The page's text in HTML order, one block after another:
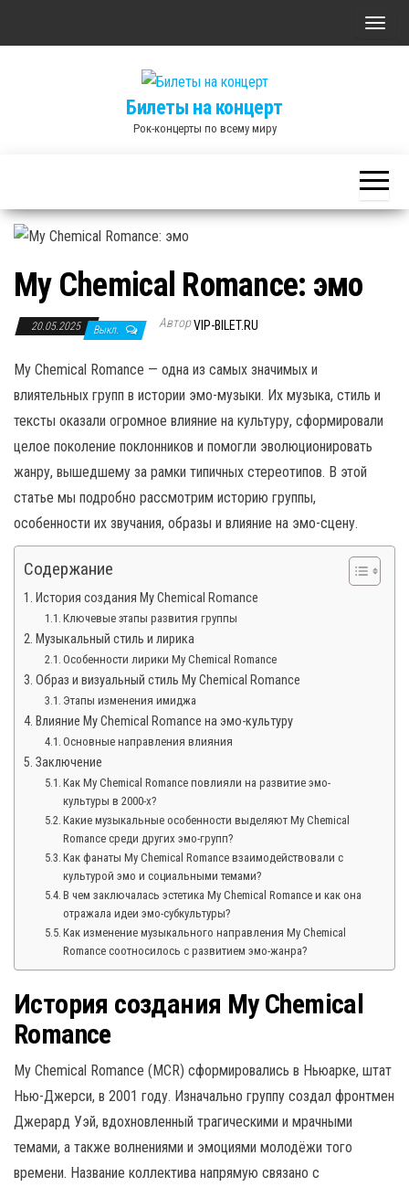
П
т
ь
ц
и
Билеты на концерт
Рок-концерты по всему миру
My Chemical Romance: эмо
20.05.2025 Выкл. АвторVIP-BILET.RU
My Chemical Romance — одна из самых значимых и
влиятельных групп в истории эмо-музыки. Их музыка, стиль и
тексты оказали огромное влияние на культуру, сформировали
целое поколение поклонников и помогли эволюционировать
жанру, вышедшему за рамки типичных стереотипов. В этой
статье мы подробно рассмотрим историю группы,
особенности их звучания, образы и влияние на эмо-сцену.
Содержание
История создания My Chemical Romance
Ключевые этапы развития группы
Музыкальный стиль и лирика
Особенности лирики My Chemical Romance
Образ и визуальный стиль My Chemical Romance
Этапы изменения имиджа
Влияние My Chemical Romance на эмо-культуру
Основные направления влияния
Заключение
Как My Chemical Romance повлияли на развитие эмо-
культуры в 2000-х?
Какие музыкальные особенности выделяют My Chemical
Romance среди других эмо-групп?
Как фанаты My Chemical Romance взаимодействовали с
культурой эмо и социальными темами?
В чем заключалась эстетика My Chemical Romance и как она
отражала идеи эмо-субкультуры?
Как изменение музыкального направления My Chemical
Romance соотносилось с развитием эмо-жанра?
История создания My Chemical
Romance
My Chemical Romance (MCR) сформировались в Ньюаркe, штат
Нью-Джерси, в 2001 году. Изначально группу создал фронтмен
Джерард Уэй, вдохновленный трагическими и мрачными
темами, а также волнениями и эмоциями молодёжи того
времени. Название коллектива напрямую связано с